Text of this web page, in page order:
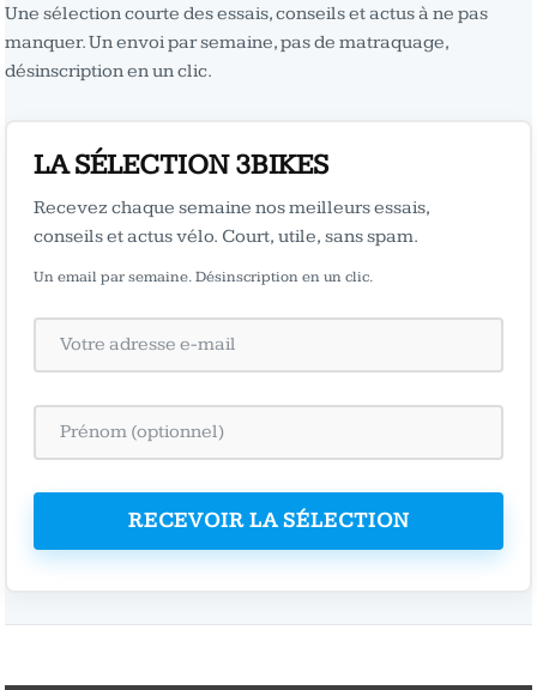
Une sélection courte des essais, conseils et actus à ne pas
manquer. Un envoi par semaine, pas de matraquage,
désinscription en un clic.
LA SÉLECTION 3BIKES
Recevez chaque semaine nos meilleurs essais,
conseils et actus vélo. Court, utile, sans spam.
Un email par semaine. Désinscription en un clic.
RECEVOIR LA SÉLECTION